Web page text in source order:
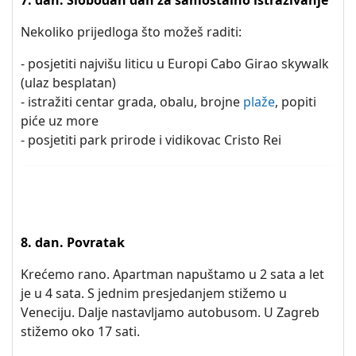
Nekoliko prijedloga što možeš raditi:
- posjetiti najvišu liticu u Europi Cabo Girao skywalk
(ulaz besplatan)
- istražiti centar grada, obalu, brojne plaže, popiti
piće uz more
- posjetiti park prirode i vidikovac Cristo Rei
8. dan. Povratak
Krećemo rano. Apartman napuštamo u 2 sata a let
je u 4 sata. S jednim presjedanjem stižemo u
Veneciju. Dalje nastavljamo autobusom. U Zagreb
stižemo oko 17 sati.